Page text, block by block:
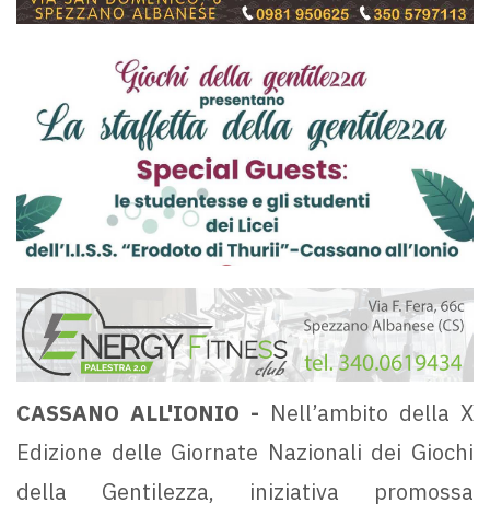
CASSANO ALL'IONIO - Nell’ambito della X
Edizione delle Giornate Nazionali dei Giochi
della Gentilezza, iniziativa promossa